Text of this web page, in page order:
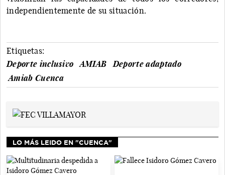
independientemente de su situación.
Etiquetas:
Deporte inclusivo
AMIAB
Deporte adaptado
Amiab Cuenca
LO MÁS LEIDO EN "CUENCA"